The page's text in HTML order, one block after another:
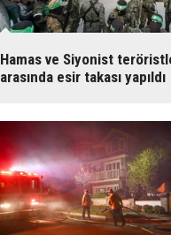
Hamas ve Siyonist
arasında esir takası yapıldı